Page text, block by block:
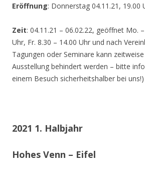
Eröffnung: Donnerstag 04.11.21, 19.00
Zeit: 04.11.21 – 06.02.22, geöffnet Mo.
Uhr, Fr. 8.30 – 14.00 Uhr und nach
Tagungen oder Seminare kann
Ausstellung behindert werden – bitte
einem Besuch sicherheitshalber bei uns!)
2021 1. Halbjahr
Hohes Venn – Eifel